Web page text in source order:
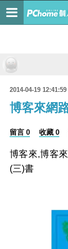
2014-04-19 12:41:59
博客來網
留言 0 收藏 0
博客來,博客
(三)書